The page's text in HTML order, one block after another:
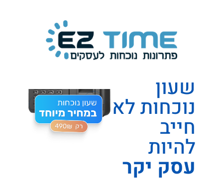
שעון
נוכחות לא
חייב
להיות
עסק יקר